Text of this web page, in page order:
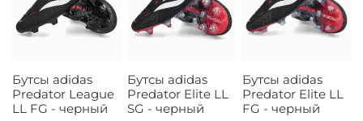
Бутсы adidas
Predator League
LL FG - черный
Бутсы adidas
Predator Elite LL
SG - черный
Бутсы adidas
Predator Elite LL
FG - черный